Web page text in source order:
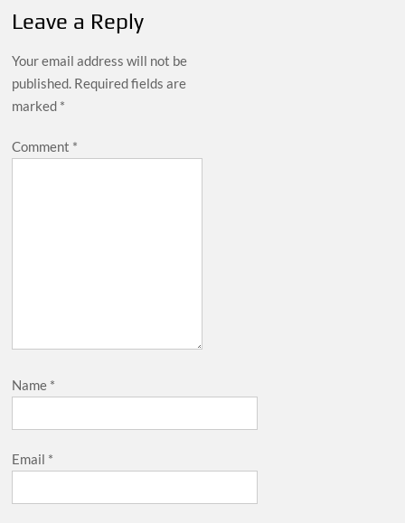
Leave a Reply
Your email address will not be
published. Required fields are
marked *
Comment *
Name *
Email *